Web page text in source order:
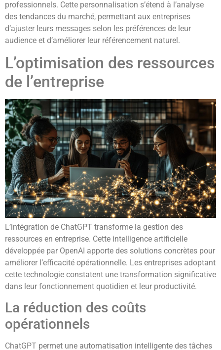
professionnels. Cette personnalisation s’étend à l’analyse
des tendances du marché, permettant aux entreprises
d’ajuster leurs messages selon les préférences de leur
audience et d’améliorer leur référencement naturel.
L’optimisation des ressources
de l’entreprise
L’intégration de ChatGPT transforme la gestion des
ressources en entreprise. Cette intelligence artificielle
développée par OpenAI apporte des solutions concrètes pour
améliorer l’efficacité opérationnelle. Les entreprises adoptant
cette technologie constatent une transformation significative
dans leur fonctionnement quotidien et leur productivité.
La réduction des coûts
opérationnels
ChatGPT permet une automatisation intelligente des tâches